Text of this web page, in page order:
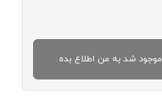
موجود شد به من اطلاع بده